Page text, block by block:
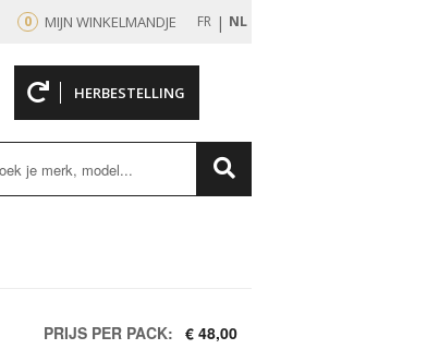
0 MIJN WINKELMANDJE FR | NL
HERBESTELLING
PRIJS PER PACK: € 48,00